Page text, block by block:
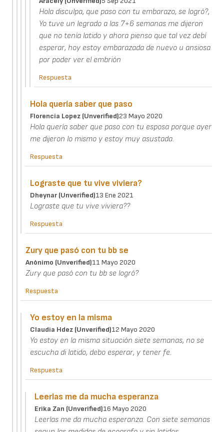
Hola disculpa, que paso con tu embarazo, se logró?,
Yo tuve un legrado a las 7+6 semanas me dijeron
que no tenía latido y ahora pienso que tal vez debí
esperar, hoy estoy embarazada de nuevo u ansiosa
por poder ver el embrión
Respuesta
Hola quería saber que paso
Florencia Lopez (unverified)23 Mayo 2020
Hola quería saber que paso con tu esposa porque ayer
me dijeron lo mismo y estoy muy asustada.
Respuesta
Lograste que tu vive viviera?
Dheynar (unverified)13 Ene 2021
Lograste que tu vive viviera??
Respuesta
Zury que pasó con tu bb se
Anónimo (unverified)11 Mayo 2020
Zury que pasó con tu bb se logró?
Respuesta
Yo estoy en la misma
Claudia Hdez (unverified)12 Mayo 2020
Yo estoy en la misma situación siete semanas, no se
escucha di latido, debo esperar, y tener fe.
Respuesta
Leerlas me da mucha esperanza
Erika Zan (unverified)16 Mayo 2020
Leerlas me da mucha esperanza. Con siete semanas